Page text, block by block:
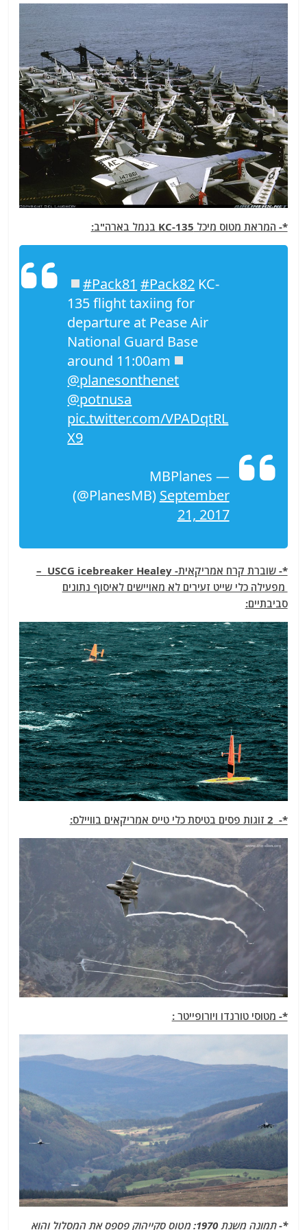
*- המראת מטוס מיכל KC-135 בנמל בארה"ב:
#Pack81 #Pack82 KC-
135 flight taxiing for
departure at Pease Air
National Guard Base
around 11:00am
@planesonthenet
@potnusa
pic.twitter.com/VPADqtRL
X9
— MBPlanes
(@PlanesMB) September
21, 2017
*- שוברת קרח אמריקאית- USCG icebreaker Healey –
מפעילה כלי שייט זעירים לא מאויישים לאיסוף נתונים
סביבתיים:
*- 2 זוגות פסים בטיסת כלי טייס אמריקאים בוויילס:
*- מטוסי טורנדו ויורופייטר :
*- תמונה משנת 1970: מטוס סקייהוק פספס את המסלול והוא